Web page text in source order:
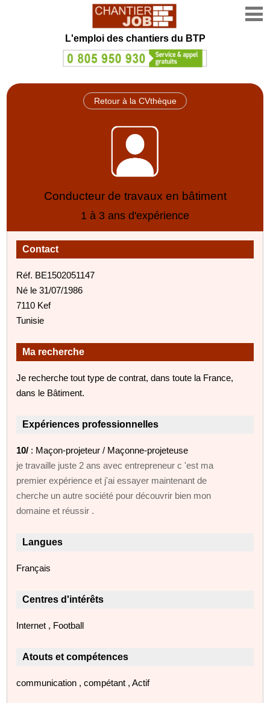
L'emploi des chantiers du BTP
Retour à la CVthèque
Conducteur de travaux en bâtiment
1 à 3 ans d'expérience
Contact
Réf. BE1502051147
Né le 31/07/1986
7110 Kef
Tunisie
Ma recherche
Je recherche tout type de contrat, dans toute la France,
dans le Bâtiment.
Expériences professionnelles
10/ : Maçon-projeteur / Maçonne-projeteuse
je travaille juste 2 ans avec entrepreneur c 'est ma
premier expérience et j'ai essayer maintenant de
cherche un autre société pour découvrir bien mon
domaine et réussir .
Langues
Français
Centres d'intérêts
Internet , Football
Atouts et compétences
communication , compétant , Actif